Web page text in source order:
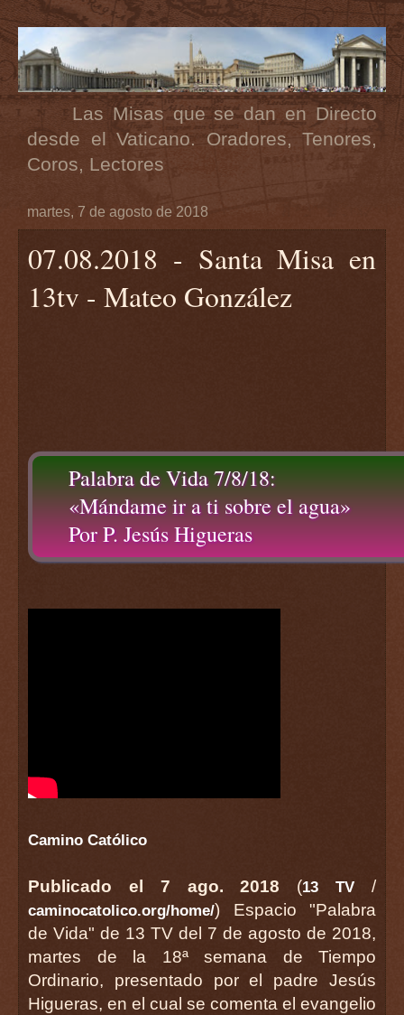
Las Misas que se dan en Directo
desde el Vaticano. Oradores, Tenores,
Coros, Lectores
martes, 7 de agosto de 2018
07.08.2018 - Santa Misa en
13tv - Mateo González
Palabra de Vida 7/8/18:
«Mándame ir a ti sobre el agua»
Por P. Jesús Higueras
Camino Católico
Publicado el 7 ago. 2018 (13 TV /
caminocatolico.org/home/) Espacio "Palabra
de Vida" de 13 TV del 7 de agosto de 2018,
martes de la 18ª semana de Tiempo
Ordinario, presentado por el padre Jesús
Higueras, en el cual se comenta el evangelio